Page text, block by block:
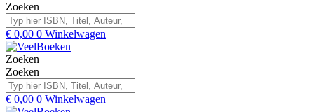
Zoeken
€ 0,00 0 Winkelwagen
Zoeken
Zoeken
€ 0,00 0 Winkelwagen